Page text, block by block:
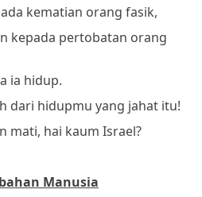
kematian orang fasik,
kepada pertobatan orang
ia hidup.
dari hidupmu yang jahat itu!
mati, hai kaum Israel?
Manusia